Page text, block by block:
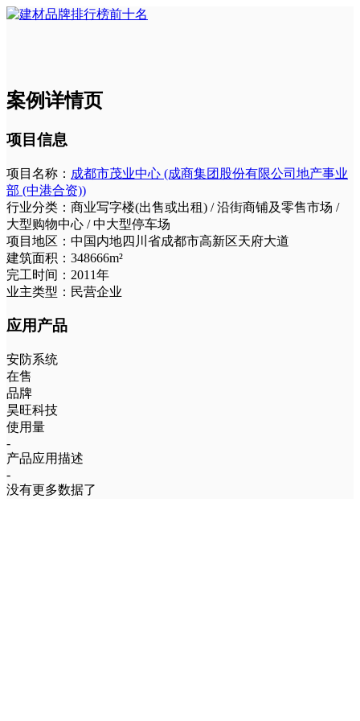
案例详情页
项目信息
项目名称： 成都市茂业中心 (成商集团股份有限公司地产事业
部 (中港合资))
行业分类： 商业写字楼(出售或出租) / 沿街商铺及零售市场 /
大型购物中心 / 中大型停车场
项目地区： 中国内地四川省成都市高新区天府大道
建筑面积： 348666m²
完工时间： 2011年
业主类型： 民营企业
应用产品
安防系统
在售
品牌
昊旺科技
使用量
-
产品应用描述
-
没有更多数据了